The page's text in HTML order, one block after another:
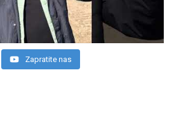
Zapratite nas